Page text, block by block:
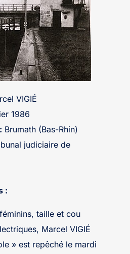
VIGIÉ
1986
Brumath (Bas-Rhin)
judiciaire de
:
taille et cou
Marcel VIGIÉ
» est repêché le mardi